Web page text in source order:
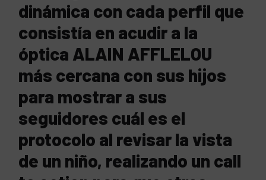
dinámica con cada perfil que
consistía en acudir a la
óptica ALAIN AFFLELOU
más cercana con sus hijos
para mostrar a sus
seguidores cuál es el
protocolo al revisar la vista
de un niño, realizando un call